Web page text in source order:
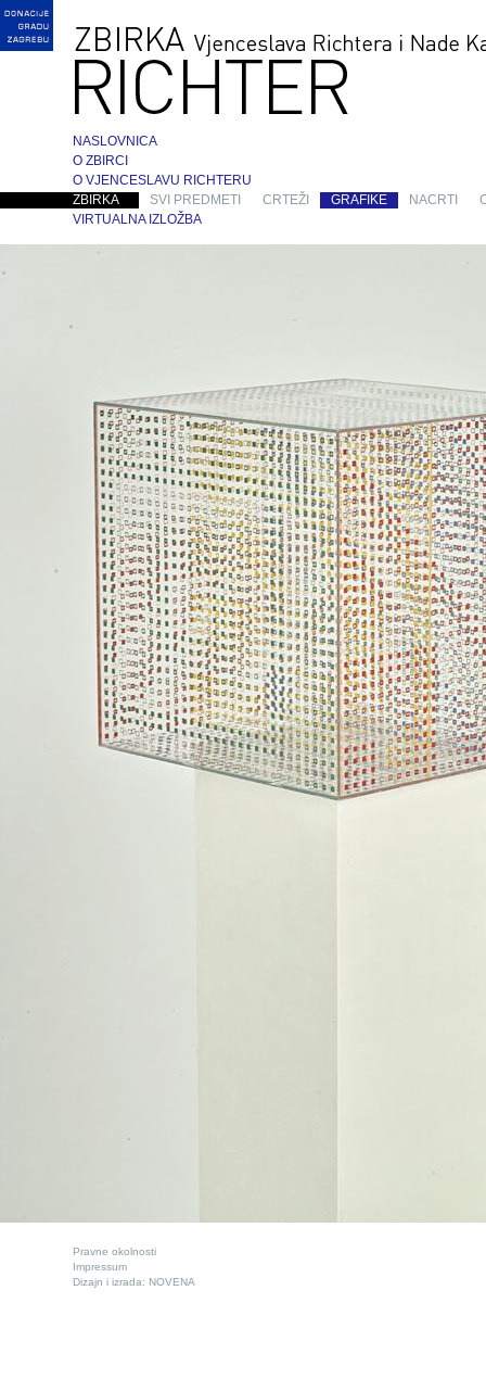
NASLOVNICA
O ZBIRCI
O VJENCESLAVU RICHTERU
ZBIRKA
SVI PREDMETI CRTEŽI GRAFIKE NACRTI
VIRTUALNA IZLOŽBA
Pravne okolnosti
Impressum
Dizajn i izrada: NOVENA